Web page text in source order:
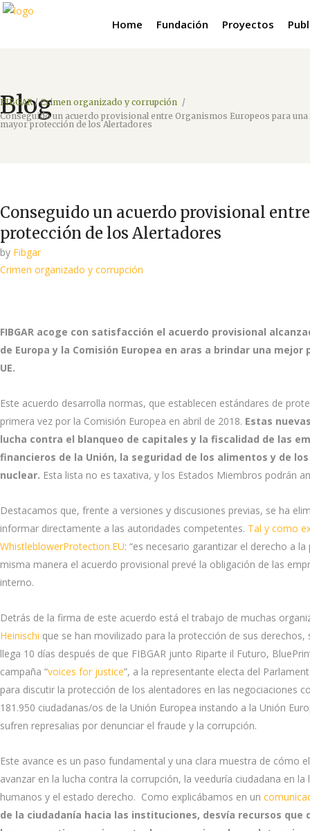
Home Fundación Proyectos
Blog
FIBGAR/Crimen organizado y corrupción /
Conseguido un acuerdo provisional entre Organismos Europeos para una
mayor protección de los Alertadores
Conseguido un acuerdo provisional
protección de los Alertadores
by Fibgar
Crimen organizado y corrupción
FIBGAR acoge con satisfacción el acuerdo provisional
de Europa y la Comisión Europea en aras a brindar una
UE.
Este acuerdo desarrolla normas, que establecen estándares de
primera vez por la Comisión Europea en abril de 2018. Estas
lucha contra el blanqueo de capitales y la fiscalidad de las
financieros de la Unión, la seguridad de los alimentos y de
nuclear. Esta lista no es taxativa, y los Estados Miembros podrán
Destacamos que, frente a versiones y discusiones previas, se ha
informar directamente a las autoridades competentes. Tal y como
WhistleblowerProtection.EU: “es necesario garantizar el derecho a
misma manera el acuerdo provisional prevé la obligación de las
interno.
Detrás de la firma de este acuerdo está el trabajo de muchas
Heinischi que se han movilizado para la protección de sus
llega 10 días después de que FIBGAR junto Riparte il Futuro,
campaña “voices for justice”, a la representante electa del
para discutir la protección de los alentadores en las negociaciones
181.950 ciudadanas/os de la Unión Europea instando a la Unión
sufren represalias por denunciar el fraude y la corrupción.
Este avance es un paso fundamental y una clara muestra de cómo
avanzar en la lucha contra la corrupción, la veeduría ciudadana en
humanos y el estado derecho. Como explicábamos en un
de la ciudadanía hacia las instituciones, desvía recursos